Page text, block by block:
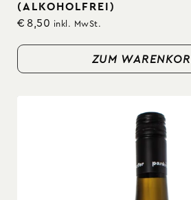
ZUM
ZUM
(ALKOHOLFREI)
€ 8,50 inkl. MwSt.